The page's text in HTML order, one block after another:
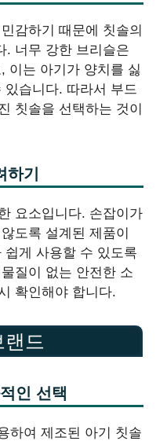
감하기 때문에 칫솔의
. 너무 강한 브리슬은
이는 아기가 양치를 싫
습니다. 따라서 부드
칫솔을 선택하는 것이
기
요소입니다. 손잡이가
도록 설계된 제품이
게 사용할 수 있도록
질이 없는 안전한 소
확인해야 합니다.
드
인 선택
하여 제조된 아기 칫솔